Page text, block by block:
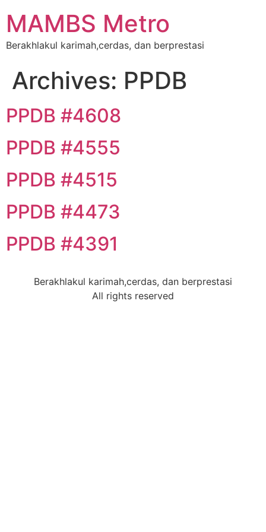
MAMBS Metro
Berakhlakul karimah,cerdas, dan berprestasi
Archives: PPDB
PPDB #4608
PPDB #4555
PPDB #4515
PPDB #4473
PPDB #4391
Berakhlakul karimah,cerdas, dan berprestasi
All rights reserved